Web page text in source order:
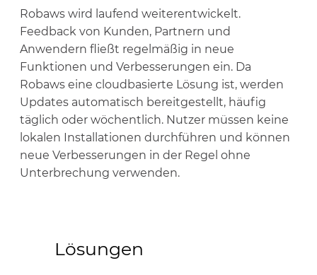
Robaws wird laufend weiterentwickelt.
Feedback von Kunden, Partnern und
Anwendern fließt regelmäßig in neue
Funktionen und Verbesserungen ein. Da
Robaws eine cloudbasierte Lösung ist, werden
Updates automatisch bereitgestellt, häufig
täglich oder wöchentlich. Nutzer müssen keine
lokalen Installationen durchführen und können
neue Verbesserungen in der Regel ohne
Unterbrechung verwenden.
Lösungen